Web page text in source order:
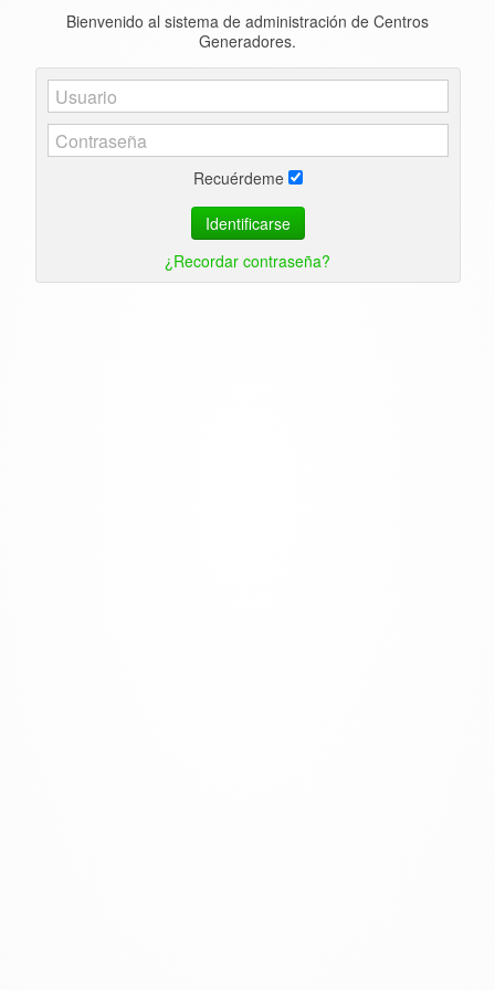
Bienvenido al sistema de administración de Centros
Generadores.
Recuérdeme
Identificarse
¿Recordar contraseña?